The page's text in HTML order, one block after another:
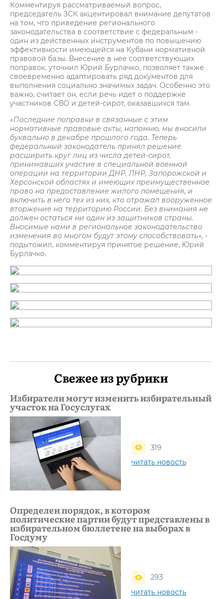
Комментируя рассматриваемый вопрос,
председатель ЗСК акцентировал внимание депутатов
на том, что приведение регионального
законодательства в соответствие с федеральным -
один из действенных инструментов по повышению
эффективности имеющейся на Кубани нормативной
правовой базы. Внесение в нее соответствующих
поправок, уточнил Юрий Бурлачко, позволяет также
своевременно адаптировать ряд документов для
выполнения социально значимых задач. Особенно это
важно, считает он, если речь идет о поддержке
участников СВО и детей-сирот, оказавшихся там.
«Последние поправки в связанные с этим
нормативные правовые акты, напомню, мы вносили
буквально в декабре прошлого года. Теперь
федеральный законодатель принял решение
расширить круг лиц из числа детей-сирот,
принимавших участие в специальной военной
операции на территории ДНР, ЛНР, Запорожской и
Херсонской областях и имеющих преимущественное
право на предоставление жилого помещения, и
включить в него тех из них, кто отражал вооруженное
вторжение на территорию России. Без внимания не
должен остаться ни один из защитников страны.
Вносимые нами в региональное законодательство
изменения во многом будут этому способствовать», -
подытожил, комментируя принятое решение, Юрий
Бурлачко.
Свежее из рубрики
Избиратели могут изменить избирательный
участок на Госуслугах
319
читать новость
Определен порядок, в котором
политические партии будут представлены в
избирательном бюллетене на выборах в
Госдуму
293
читать новость